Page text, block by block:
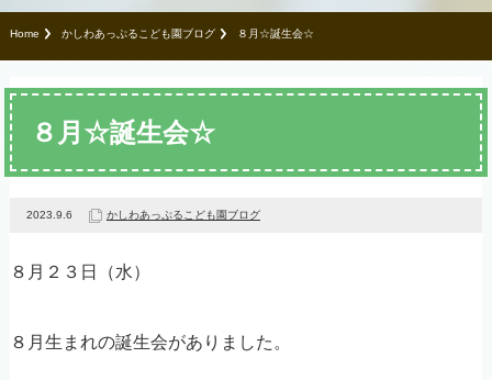
Home かしわあっぷるこども園ブログ ８月☆誕生会☆
８月☆誕生会☆
2023.9.6 かしわあっぷるこども園ブログ
８月２３日（水）
８月生まれの誕生会がありました。